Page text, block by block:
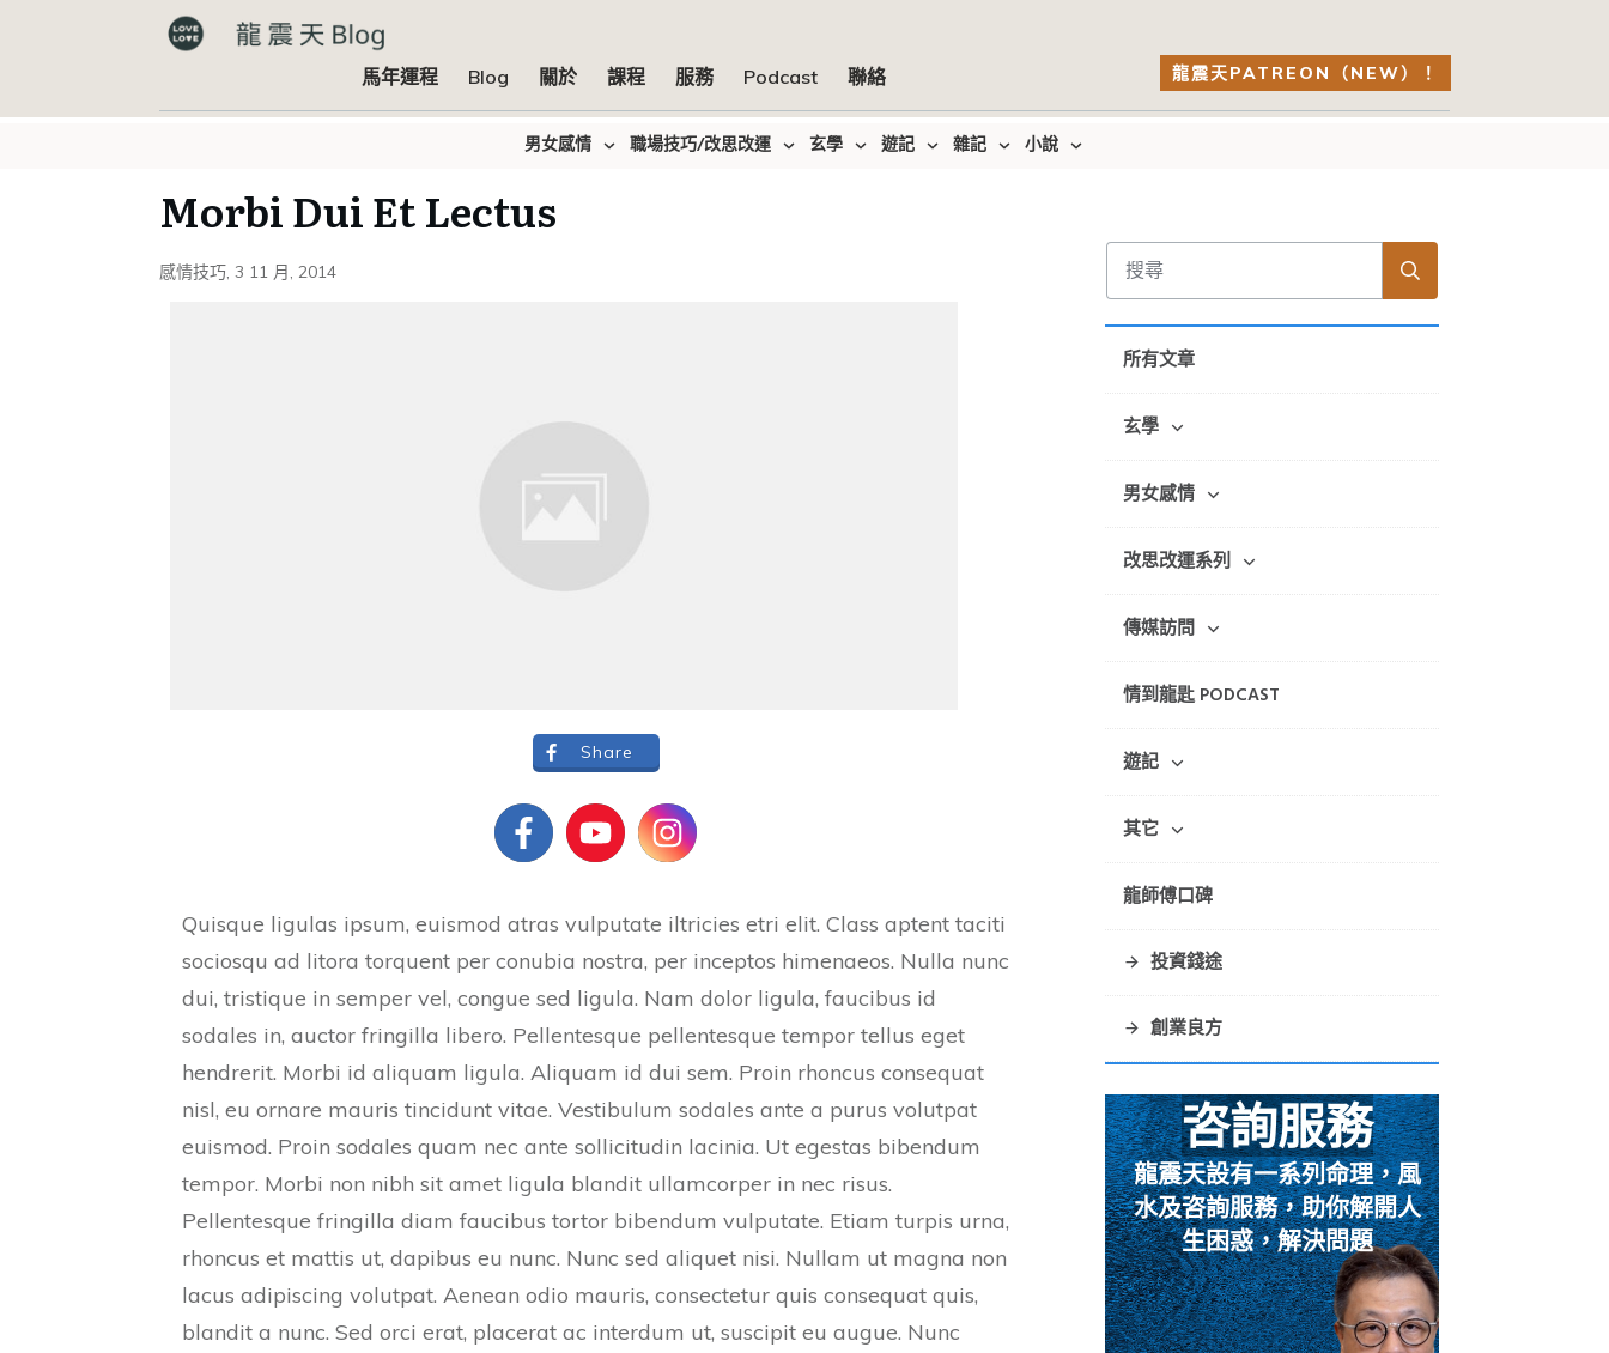
馬年運程 Blog 關於 課程 服務 Podcast 聯絡 龍震天PATREON（NEW）！
男女感情 職場技巧/改思改運 玄學 遊記 雜記 小說
Morbi Dui Et Lectus
感情技巧, 3 11 月, 2014
Share
Quisque ligulas ipsum, euismod atras vulputate iltricies etri elit. Class aptent taciti
sociosqu ad litora torquent per conubia nostra, per inceptos himenaeos. Nulla nunc
dui, tristique in semper vel, congue sed ligula. Nam dolor ligula, faucibus id
sodales in, auctor fringilla libero. Pellentesque pellentesque tempor tellus eget
hendrerit. Morbi id aliquam ligula. Aliquam id dui sem. Proin rhoncus consequat
nisl, eu ornare mauris tincidunt vitae. Vestibulum sodales ante a purus volutpat
euismod. Proin sodales quam nec ante sollicitudin lacinia. Ut egestas bibendum
tempor. Morbi non nibh sit amet ligula blandit ullamcorper in nec risus.
Pellentesque fringilla diam faucibus tortor bibendum vulputate. Etiam turpis urna,
rhoncus et mattis ut, dapibus eu nunc. Nunc sed aliquet nisi. Nullam ut magna non
lacus adipiscing volutpat. Aenean odio mauris, consectetur quis consequat quis,
blandit a nunc. Sed orci erat, placerat ac interdum ut, suscipit eu augue. Nunc
所有文章
玄學
男女感情
改思改運系列
傳媒訪問
情到龍匙 PODCAST
遊記
其它
龍師傅口碑
投資錢途
創業良方
咨詢服務
龍震天設有一系列命理，風
水及咨詢服務，助你解開人
生困惑，解決問題